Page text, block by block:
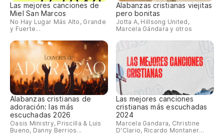
Las mejores canciones de
Miel San Marcos
No Hay Lugar Más Alto, Grande
y Fuerte...
Alabanzas cristianas viejitas
pero bonitas
Jotta A, Hillsong United,
Marcela Gándara y otros
Alabanzas cristianas de
adoración: las más
escuchadas 2026
Oasis Ministry, Priscilla & Luis
Bueno, Danny Berrios...
Las mejores canciones
cristianas más escuchadas
2024
Marcela Gandara, Christine
D'Clario, Ricardo Montaner...